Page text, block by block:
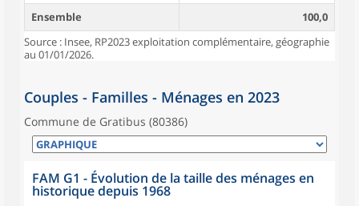
Ensemble
100,0
Source : Insee, RP2023 exploitation complémentaire, géographie
au 01/01/2026.
Couples - Familles - Ménages en 2023
Commune de Gratibus (80386)
FAM G1 - Évolution de la taille des ménages en
historique depuis 1968